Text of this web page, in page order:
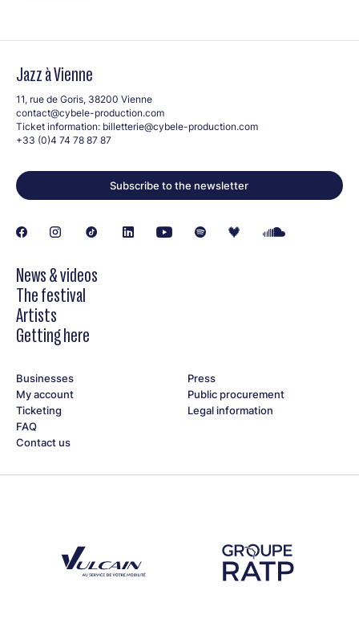
Jazz à Vienne
11, rue de Goris, 38200 Vienne
contact@cybele-production.com
Ticket information: billetterie@cybele-production.com
+33 (0)4 74 78 87 87
Subscribe to the newsletter
News & videos
The festival
Artists
Getting here
Businesses
My account
Ticketing
FAQ
Contact us
Press
Public procurement
Legal information